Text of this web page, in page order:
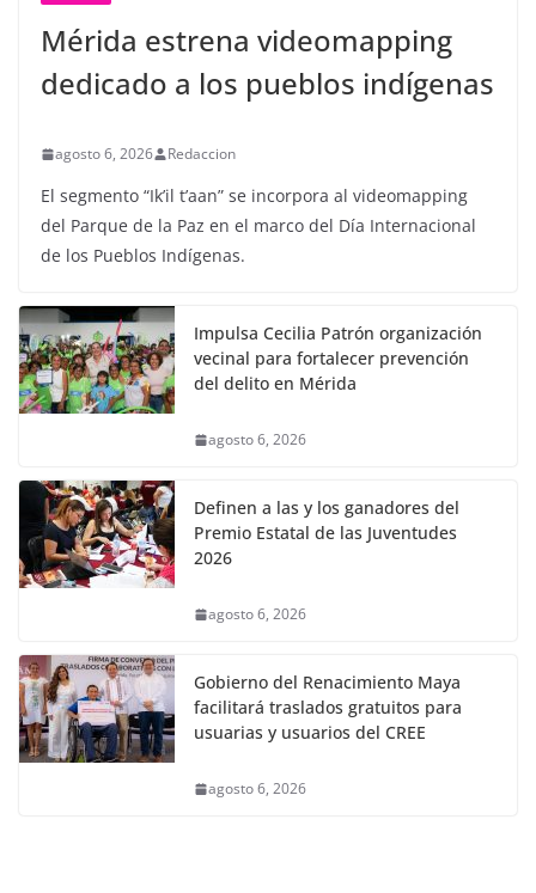
Mérida estrena videomapping
dedicado a los pueblos indígenas
agosto 6, 2026 Redaccion
El segmento “Ik’il t’aan” se incorpora al videomapping
del Parque de la Paz en el marco del Día Internacional
de los Pueblos Indígenas.
Impulsa Cecilia Patrón organización
vecinal para fortalecer prevención
del delito en Mérida
agosto 6, 2026
Definen a las y los ganadores del
Premio Estatal de las Juventudes
2026
agosto 6, 2026
Gobierno del Renacimiento Maya
facilitará traslados gratuitos para
usuarias y usuarios del CREE
agosto 6, 2026